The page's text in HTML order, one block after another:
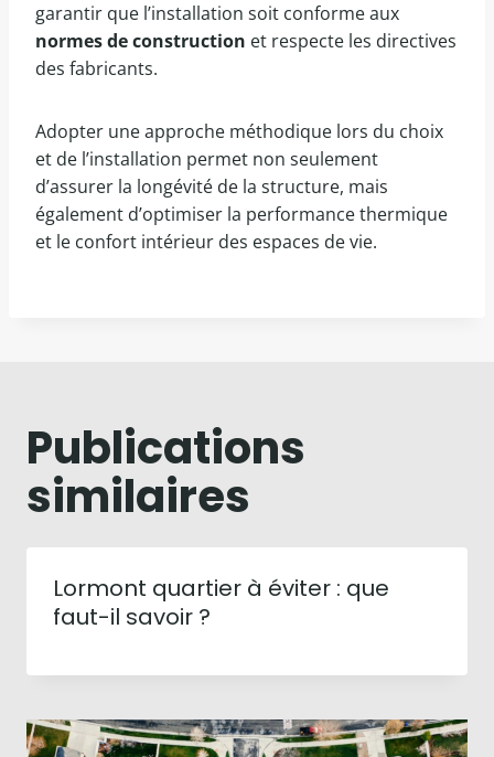
garantir que l’installation soit conforme aux
normes de construction et respecte les directives
des fabricants.
Adopter une approche méthodique lors du choix
et de l’installation permet non seulement
d’assurer la longévité de la structure, mais
également d’optimiser la performance thermique
et le confort intérieur des espaces de vie.
Publications
similaires
Lormont quartier à éviter : que
faut-il savoir ?